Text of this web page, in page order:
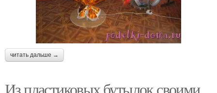
читать дальше →
Из пластиковых бутылок своими